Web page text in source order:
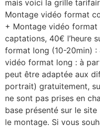
mais voici la grille
Montage vidéo format
+ Montage vidéo
captations, 40€ l’heure
format long (10-20min)
vidéo format long : à
peut être adaptée aux
portrait) gratuitement,
ne sont pas prises en
base présenté sur le
le montage. Si vous